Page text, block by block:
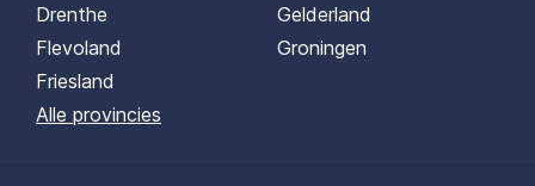
Drenthe
Flevoland
Friesland
Gelderland
Groningen
Alle provincies